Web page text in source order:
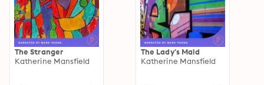
The Stranger
Katherine Mansfield
The Lady's Maid
Katherine Mansfield